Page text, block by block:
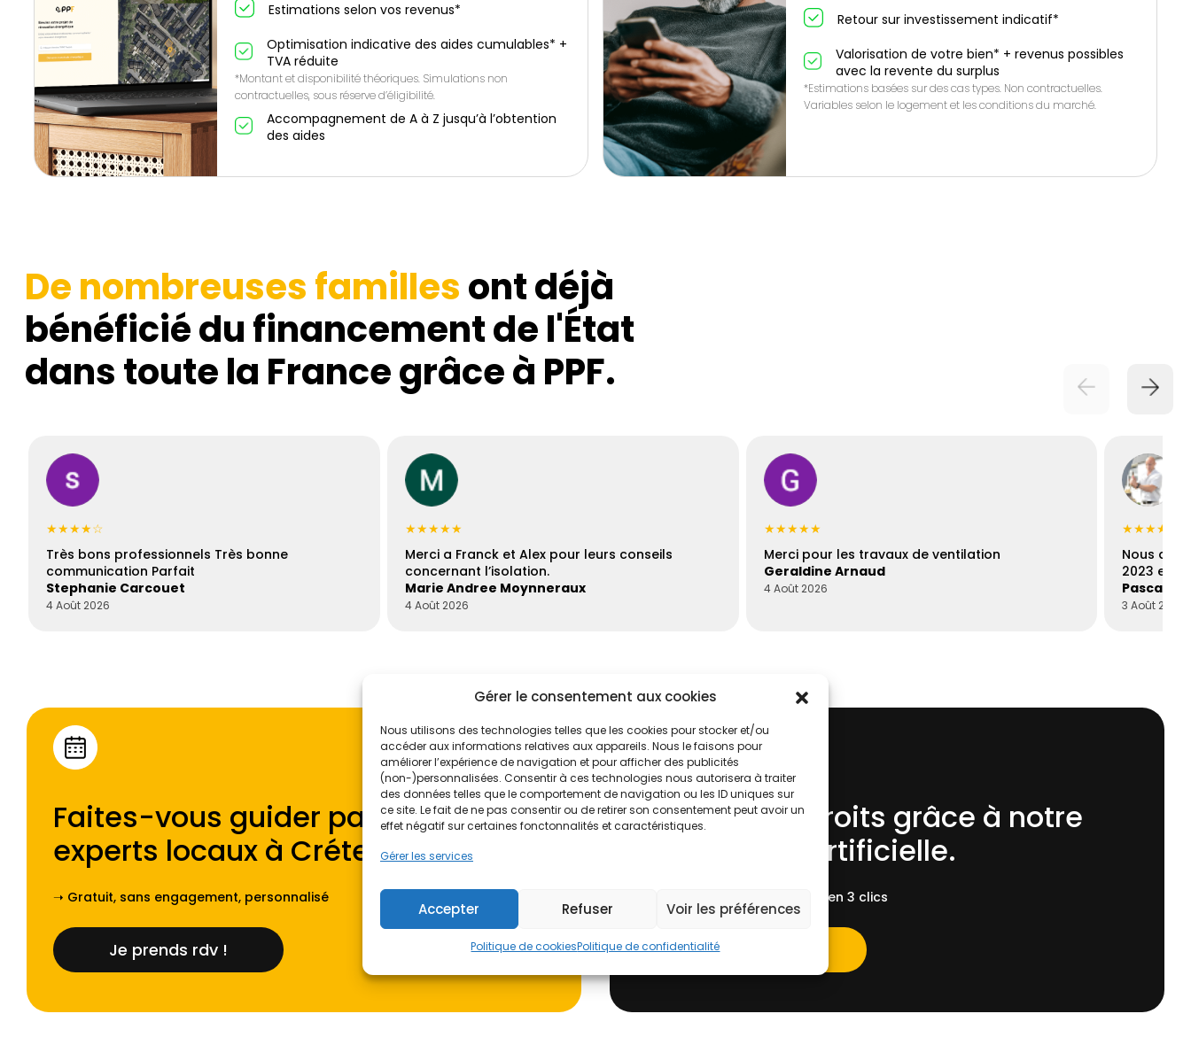
Gérer le consentement aux cookies
Nous utilisons des technologies telles que les cookies pour stocker et/ou
accéder aux informations relatives aux appareils. Nous le faisons pour
améliorer l’expérience de navigation et pour afficher des publicités
(non-)personnalisées. Consentir à ces technologies nous autorisera à traiter
des données telles que le comportement de navigation ou les ID uniques sur
ce site. Le fait de ne pas consentir ou de retirer son consentement peut avoir un
effet négatif sur certaines fonctonnalités et caractéristiques.
Gérer les services
Accepter Refuser Voir les préférences
Politique de cookiesPolitique de confidentialité
Estimations selon vos revenus*
Optimisation indicative des aides cumulables* +
TVA réduite
*Montant et disponibilité théoriques. Simulations non
contractuelles, sous réserve d’éligibilité.
Accompagnement de A à Z jusqu’à l’obtention
des aides
Retour sur investissement indicatif*
Valorisation de votre bien* + revenus possibles
avec la revente du surplus
*Estimations basées sur des cas types. Non contractuelles.
Variables selon le logement et les conditions du marché.
De nombreuses famillesont déjà
bénéficié du financement de l'État
dans toute la France grâce à PPF.
★★★★☆
Très bons professionnels Très bonne
communication Parfait
Stephanie Carcouet
4 Août 2026
★★★★★
Merci a Franck et Alex pour leurs conseils
concernant l’isolation.
Marie Andree Moynneraux
4 Août 2026
★★★★★
Merci pour les travaux de ventilation
Geraldine Arnaud
4 Août 2026
★★★★★
Nous
2023 et
Pascal
3 Août 2026
Faites-vous guider par l'un de nos
experts locaux à Créteil.
➝ Gratuit, sans engagement, personnalisé
Je prends rdv !
Évaluez vos droits grâce à notre
Intelligence Artificielle.
➝ Gratuit, sans engagement, en 3 clics
J'évalue !